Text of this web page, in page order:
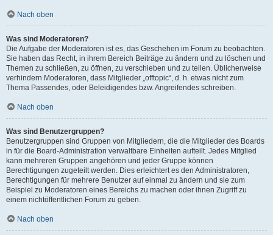
Nach oben
Was sind Moderatoren?
Die Aufgabe der Moderatoren ist es, das Geschehen im Forum zu beobachten.
Sie haben das Recht, in ihrem Bereich Beiträge zu ändern und zu löschen und
Themen zu schließen, zu öffnen, zu verschieben und zu teilen. Üblicherweise
verhindern Moderatoren, dass Mitglieder „offtopic“, d. h. etwas nicht zum
Thema Passendes, oder Beleidigendes bzw. Angreifendes schreiben.
Nach oben
Was sind Benutzergruppen?
Benutzergruppen sind Gruppen von Mitgliedern, die die Mitglieder des Boards
in für die Board-Administration verwaltbare Einheiten aufteilt. Jedes Mitglied
kann mehreren Gruppen angehören und jeder Gruppe können
Berechtigungen zugeteilt werden. Dies erleichtert es den Administratoren,
Berechtigungen für mehrere Benutzer auf einmal zu ändern und sie zum
Beispiel zu Moderatoren eines Bereichs zu machen oder ihnen Zugriff zu
einem nichtöffentlichen Forum zu geben.
Nach oben